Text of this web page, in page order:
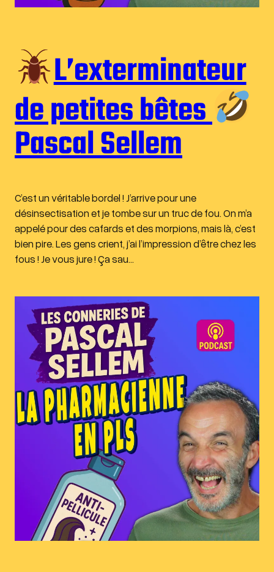
L’exterminateur
de petites bêtes
Pascal Sellem
C’est un véritable bordel ! J’arrive pour une
désinsectisation et je tombe sur un truc de fou. On m’a
appelé pour des cafards et des morpions, mais là, c’est
bien pire. Les gens crient, j’ai l’impression d’être chez les
fous ! Je vous jure ! Ça sau…